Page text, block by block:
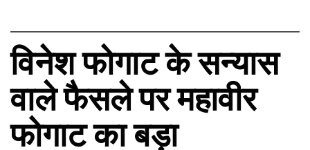
विनेश फोगाट के सन्यास
वाले फैसले पर महावीर
फोगाट का बड़ा